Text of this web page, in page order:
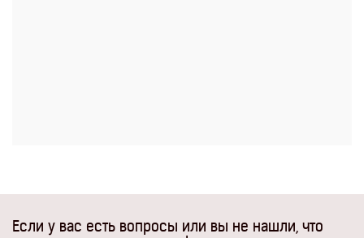
Если у вас есть вопросы или вы не нашли, что